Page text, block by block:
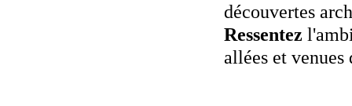
découvertes
Ressentez
allées et venues